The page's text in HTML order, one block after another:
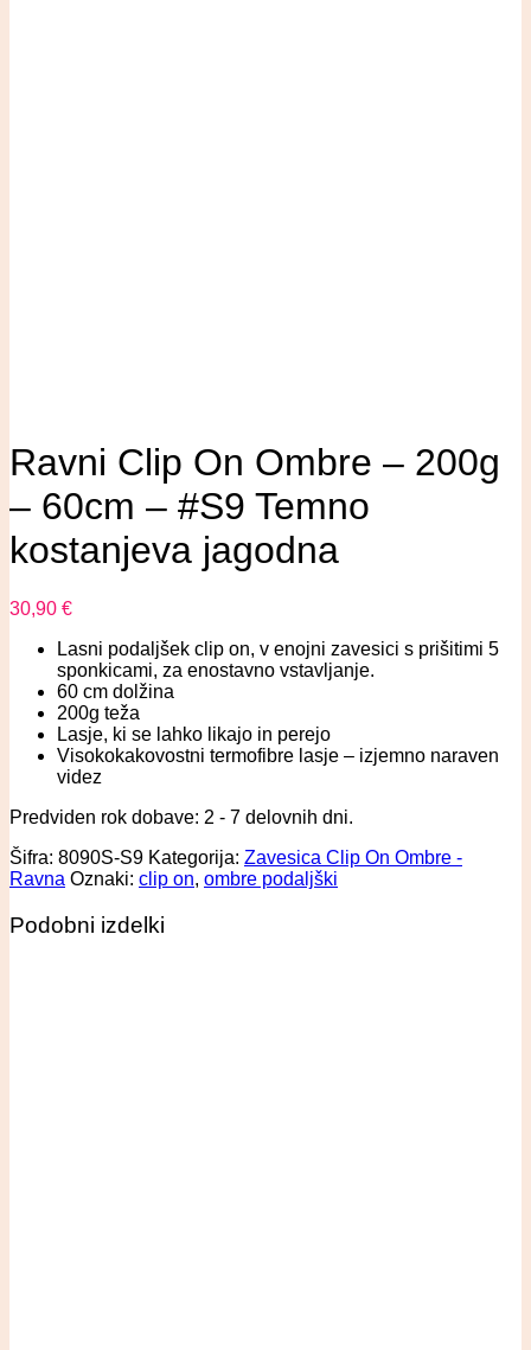
Ravni Clip On Ombre – 200g
– 60cm – #S9 Temno
kostanjeva jagodna
30,90 €
Lasni podaljšek clip on, v enojni zavesici s prišitimi 5
sponkicami, za enostavno vstavljanje.
60 cm dolžina
200g teža
Lasje, ki se lahko likajo in perejo
Visokokakovostni termofibre lasje – izjemno naraven
videz
Predviden rok dobave: 2 - 7 delovnih dni.
Šifra: 8090S-S9 Kategorija: Zavesica Clip On Ombre -
Ravna Oznaki: clip on, ombre podaljški
Podobni izdelki